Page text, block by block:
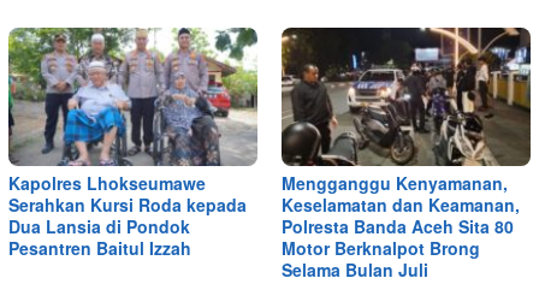
Kapolres Lhokseumawe
Serahkan Kursi Roda kepada
Dua Lansia di Pondok
Pesantren Baitul Izzah
Mengganggu Kenyamanan,
Keselamatan dan Keamanan,
Polresta Banda Aceh Sita 80
Motor Berknalpot Brong
Selama Bulan Juli